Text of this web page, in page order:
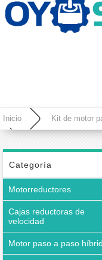
Español
Inicio Kit de motor
y fuente de alimentación
Categoría
Motorreductores
Cajas reductoras de
velocidad
Motor paso a paso